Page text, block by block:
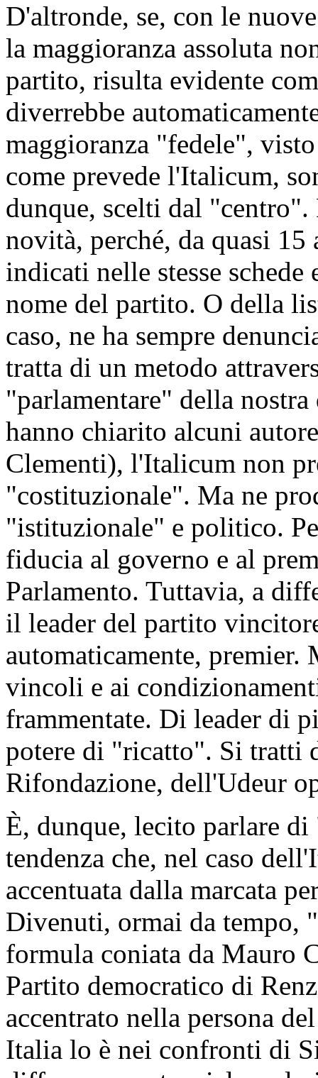
D'altronde, se, con le
la maggioranza assoluta
partito, risulta evidente
diverrebbe
maggioranza "fedele",
come prevede l'Italicum,
dunque, scelti dal
novità, perché, da quasi
indicati nelle stesse
nome del partito. O della
caso, ne ha sempre
tratta di un metodo
"parlamentare" della
hanno chiarito alcuni
Clementi), l'Italicum non
"costituzionale". Ma ne
"istituzionale" e politico.
fiducia al governo e al
Parlamento. Tuttavia, a
il leader del partito
automaticamente, premier.
vincoli e ai
frammentate. Di leader di
potere di "ricatto". Si tratti
Rifondazione, dell'Udeur
È, dunque, lecito parlare
tendenza che, nel caso
accentuata dalla marcata
Divenuti, ormai da tempo,
formula coniata da Mauro
Partito democratico di
accentrato nella persona
Italia lo è nei confronti di